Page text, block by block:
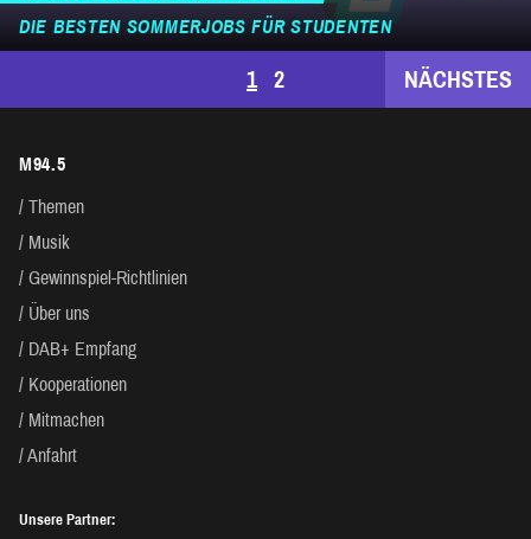
DIE BESTEN SOMMERJOBS FÜR STUDENTEN
SEITENNUMMERIERUNG
BEITRÄGE
1 2 NÄCHSTES
M94.5
Themen
Musik
Gewinnspiel-Richtlinien
Über uns
DAB+ Empfang
Kooperationen
Mitmachen
Anfahrt
Unsere Partner: